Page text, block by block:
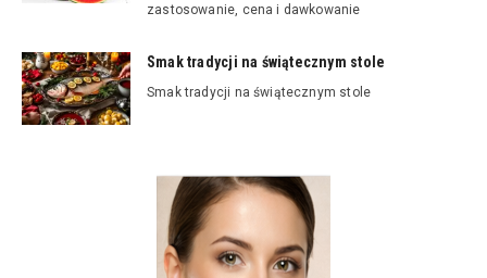
zastosowanie, cena i dawkowanie
Smak tradycji na świątecznym stole
Smak tradycji na świątecznym stole